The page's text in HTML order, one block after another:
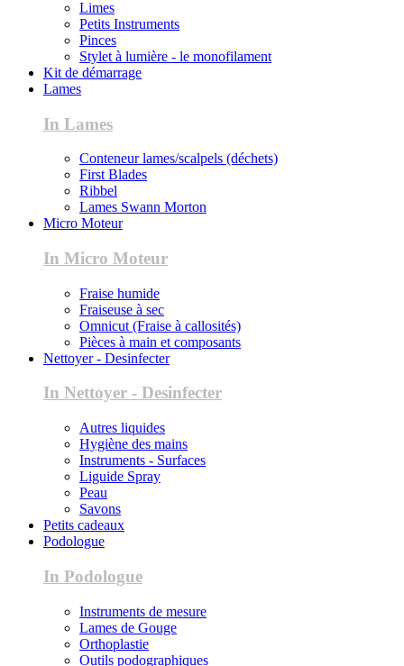
Limes
Petits Instruments
Pinces
Stylet à lumière - le monofilament
Kit de démarrage
Lames
In Lames
Conteneur lames/scalpels (déchets)
First Blades
Ribbel
Lames Swann Morton
Micro Moteur
In Micro Moteur
Fraise humide
Fraiseuse à sec
Omnicut (Fraise à callosités)
Pièces à main et composants
Nettoyer - Desinfecter
In Nettoyer - Desinfecter
Autres liquides
Hygiène des mains
Instruments - Surfaces
Liguide Spray
Peau
Savons
Petits cadeaux
Podologue
In Podologue
Instruments de mesure
Lames de Gouge
Orthoplastie
Outils podographiques